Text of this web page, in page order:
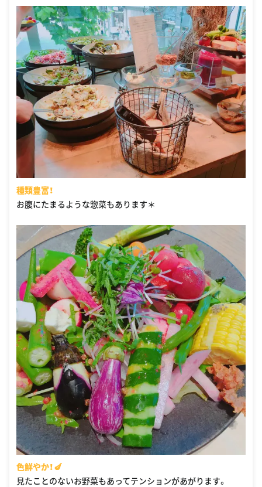
種類豊富！
お腹にたまるような惣菜もあります＊
色鮮やか！🍆
見たことのないお野菜もあってテンションがあがります。